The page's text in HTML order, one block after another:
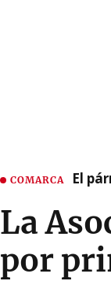
COMARCA El
La
por